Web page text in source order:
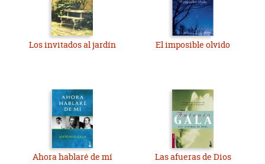
Los invitados al jardín El imposible olvido
Ahora hablaré de mí Las afueras de Dios